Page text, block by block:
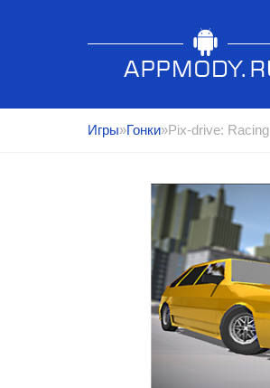
Игры»Гонки»Pix-drive: Racing